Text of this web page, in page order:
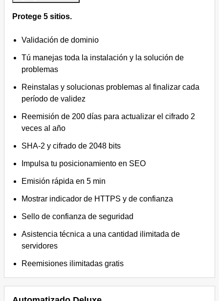
Protege 5 sitios.
Validación de dominio
Tú manejas toda la instalación y la solución de
problemas
Reinstalas y solucionas problemas al finalizar cada
período de validez
Reemisión de 200 días para actualizar el cifrado 2
veces al año
SHA-2 y cifrado de 2048 bits
Impulsa tu posicionamiento en SEO
Emisión rápida en 5 min
Mostrar indicador de HTTPS y de confianza
Sello de confianza de seguridad
Asistencia técnica a una cantidad ilimitada de
servidores
Reemisiones ilimitadas gratis